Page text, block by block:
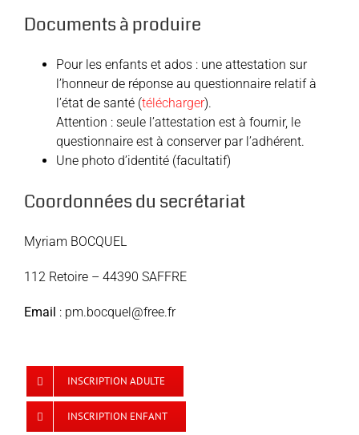
Documents à produire
Pour les enfants et ados : une attestation sur
l’honneur de réponse au questionnaire relatif à
l’état de santé (télécharger).
Attention : seule l’attestation est à fournir, le
questionnaire est à conserver par l’adhérent.
Une photo d’identité (facultatif)
Coordonnées du secrétariat
Myriam BOCQUEL
112 Retoire – 44390 SAFFRE
Email : pm.bocquel@free.fr
INSCRIPTION ADULTE
INSCRIPTION ENFANT